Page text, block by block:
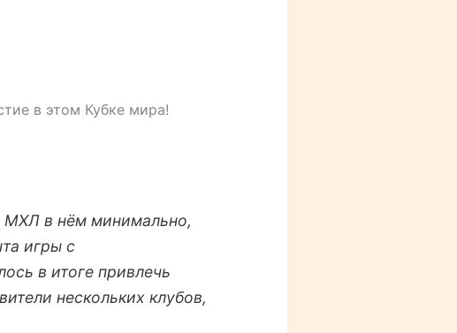
в этом Кубке мира!
МХЛ в нём минимально,
игры с
в итоге привлечь
нескольких клубов,